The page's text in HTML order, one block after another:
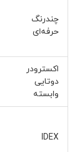
چندرنگ
حرفه‌ای
اکسترودر
دوتایی
وابسته
IDEX